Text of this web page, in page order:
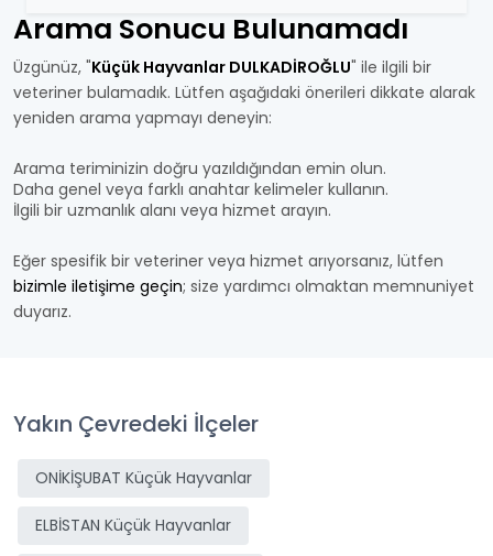
Arama Sonucu Bulunamadı
Üzgünüz, "Küçük Hayvanlar DULKADİROĞLU" ile ilgili bir
veteriner bulamadık. Lütfen aşağıdaki önerileri dikkate alarak
yeniden arama yapmayı deneyin:
Arama teriminizin doğru yazıldığından emin olun.
Daha genel veya farklı anahtar kelimeler kullanın.
İlgili bir uzmanlık alanı veya hizmet arayın.
Eğer spesifik bir veteriner veya hizmet arıyorsanız, lütfen
bizimle iletişime geçin; size yardımcı olmaktan memnuniyet
duyarız.
Yakın Çevredeki İlçeler
ONİKİŞUBAT Küçük Hayvanlar
ELBİSTAN Küçük Hayvanlar